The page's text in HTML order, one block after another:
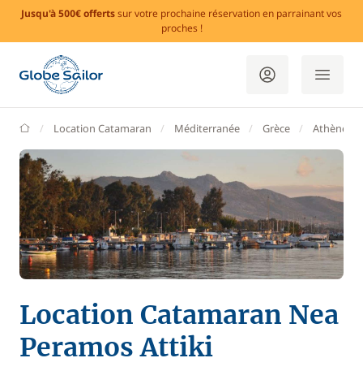
Jusqu'à 500€ offertssur votre prochaine réservation en parrainant vos
proches !
GlobeSailor
Location Catamaran Méditerranée Grèce Athènes
Location Catamaran Nea
Peramos Attiki